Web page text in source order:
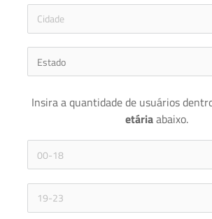
Insira a quantidade de usuários
etária abaixo.